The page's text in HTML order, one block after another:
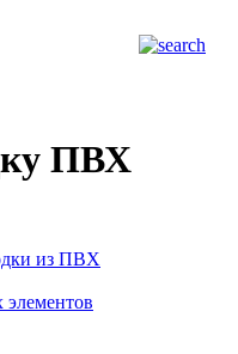
ПВХ
из ПВХ